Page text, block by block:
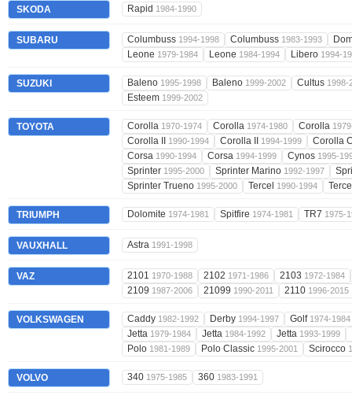
SKODA Rapid 1984-1990
SUBARU Columbuss 1994-1998 Columbuss 1983-1993
Leone 1979-1984 Leone 1984-1994 Libero 1994-
SUZUKI Baleno 1995-1998 Baleno 1999-2002 Cultus 1998-
Esteem 1999-2002
TOYOTA Corolla 1970-1974 Corolla 1974-1980 Corolla
Corolla II 1990-1994 Corolla II 1994-1999
Corolla
Corsa 1990-1994 Corsa 1994-1999 Cynos 1995-
Sprinter 1995-2000 Sprinter Marino 1992-1997
Sprinter Trueno 1995-2000 Tercel 1990-1994
TRIUMPH Dolomite 1974-1981 Spitfire 1974-1981 TR7 1975-
VAUXHALL Astra 1991-1998
VAZ 2101 1970-1988 2102 1971-1986 2103 1972-1984
2109 1987-2006 21099 1990-2011 2110 1996-2015
VOLKSWAGEN Caddy 1982-1992 Derby 1994-1997 Golf 1974-1984
Jetta 1979-1984 Jetta 1984-1992 Jetta 1993-1999
Polo 1981-1989 Polo Classic 1995-2001 Scirocco
VOLVO 340 1975-1985 360 1983-1991